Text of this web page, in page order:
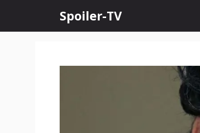
content
Spoiler-TV